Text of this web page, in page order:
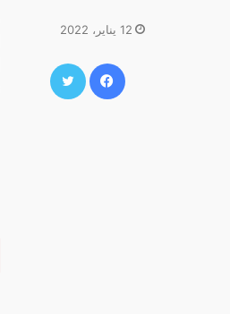
12 يناير، 2022
فيسبوك